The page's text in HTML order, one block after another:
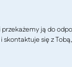
ją do
się z